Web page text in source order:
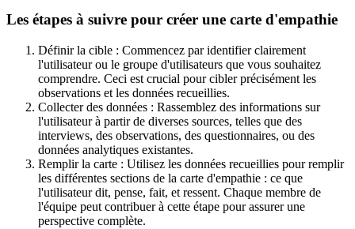
Les étapes à suivre pour créer une carte d'empathie
Définir la cible : Commencez par identifier clairement
l'utilisateur ou le groupe d'utilisateurs que vous souhaitez
comprendre. Ceci est crucial pour cibler précisément les
observations et les données recueillies.
Collecter des données : Rassemblez des informations sur
l'utilisateur à partir de diverses sources, telles que des
interviews, des observations, des questionnaires, ou des
données analytiques existantes.
Remplir la carte : Utilisez les données recueillies pour remplir
les différentes sections de la carte d'empathie : ce que
l'utilisateur dit, pense, fait, et ressent. Chaque membre de
l'équipe peut contribuer à cette étape pour assurer une
perspective complète.